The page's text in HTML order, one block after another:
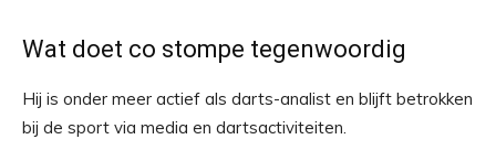
Wat doet co stompe tegenwoordig
Hij is onder meer actief als darts-analist en blijft betrokken
bij de sport via media en dartsactiviteiten.